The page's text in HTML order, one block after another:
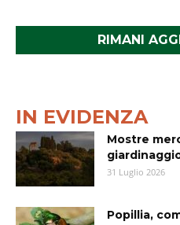
RIMANI
IN EVIDENZA
Mostre
31 Luglio 2026
Popillia,